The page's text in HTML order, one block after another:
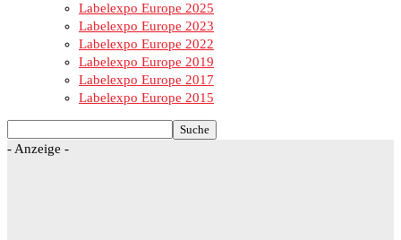
Labelexpo Europe 2025
Labelexpo Europe 2023
Labelexpo Europe 2022
Labelexpo Europe 2019
Labelexpo Europe 2017
Labelexpo Europe 2015
- Anzeige -